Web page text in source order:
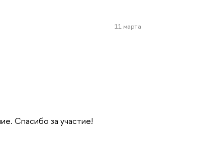
11 марта
Спасибо за участие!